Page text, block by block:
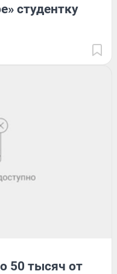
студентку
50 тысяч от